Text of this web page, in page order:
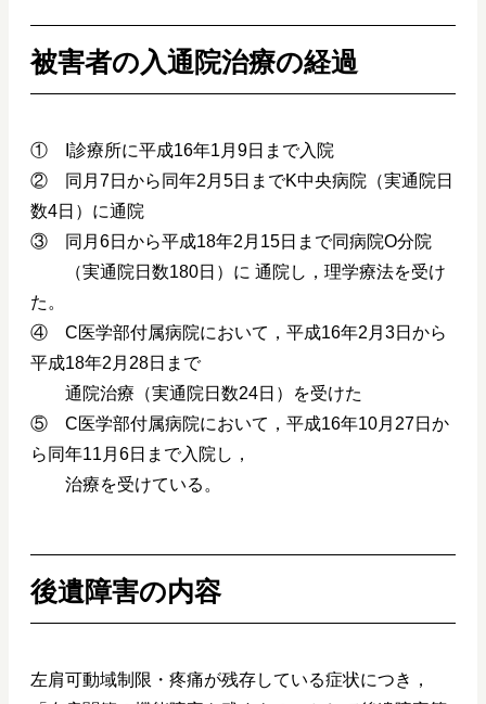
被害者の入通院治療の経過
① I診療所に平成16年1月9日まで入院
② 同月7日から同年2月5日までK中央病院（実通院日
数4日）に通院
③ 同月6日から平成18年2月15日まで同病院O分院
（実通院日数180日）に 通院し，理学療法を受け
た。
④ C医学部付属病院において，平成16年2月3日から
平成18年2月28日まで
通院治療（実通院日数24日）を受けた
⑤ C医学部付属病院において，平成16年10月27日か
ら同年11月6日まで入院し，
治療を受けている。
後遺障害の内容
左肩可動域制限・疼痛が残存している症状につき，